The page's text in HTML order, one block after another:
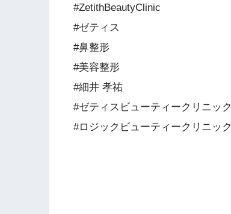
#ZetithBeautyClinic
#ゼティス
#鼻整形
#美容整形
#細井 孝祐
#ゼティスビューティークリニック
#ロジックビューティークリニック